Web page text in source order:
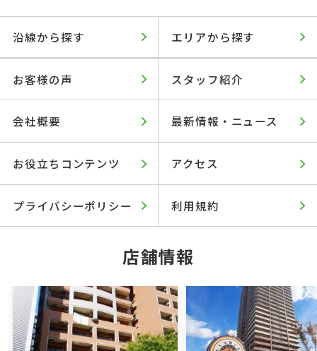
沿線から探す エリアから探す
お客様の声 スタッフ紹介
会社概要 最新情報・ニュース
お役立ちコンテンツ アクセス
プライバシーポリシー 利用規約
店舗情報